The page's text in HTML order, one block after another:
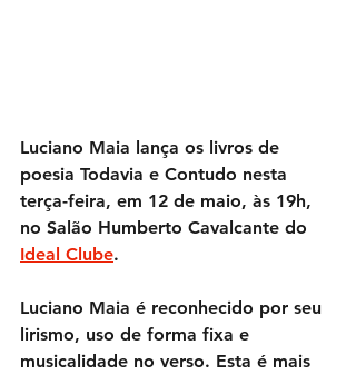
Luciano Maia lança os livros de
poesia Todavia e Contudo nesta
terça-feira, em 12 de maio, às 19h,
no Salão Humberto Cavalcante do
Ideal Clube.
Luciano Maia é reconhecido por seu
lirismo, uso de forma fixa e
musicalidade no verso. Esta é mais